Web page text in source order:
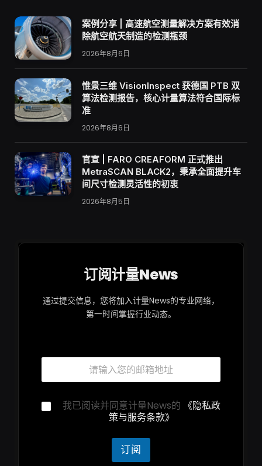
案例分享 | 高速航空测量解决方案有效消
除航空航天制造的检测瓶颈
2026年8月6日
惟景三维 VisionInspect 获德国 PTB 双
算法检测报告，核心计量算法符合国际标
准
2026年8月6日
官宣 | FARO CREAFORM 正式推出
MetraSCAN BLACK2，秉承全面提升车
间尺寸检测灵活性的初衷
2026年8月5日
订阅计量News
通过提交信息，您将加入计量News的专业网络，
第一时间掌握行业动态。
邮
*
私
声
*
邮
隐
我已阅读并同意计量News的 《隐私政
策与服务条款》
订阅